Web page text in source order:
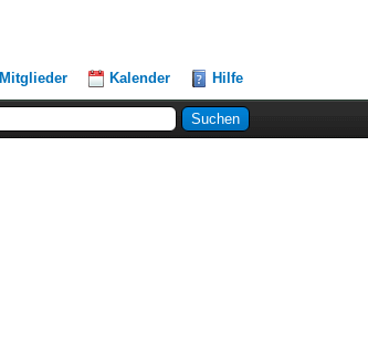
Mitglieder Kalender Hilfe